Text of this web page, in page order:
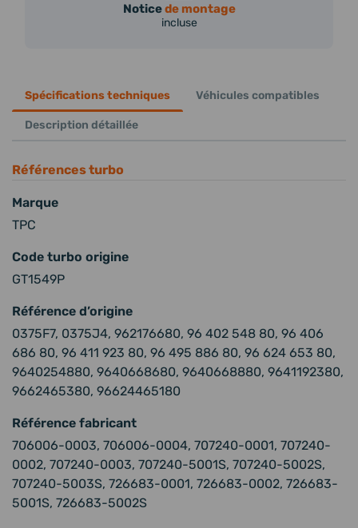
Noticede montage
incluse
Spécifications techniques Véhicules compatibles
Description détaillée
Références turbo
Marque
TPC
Code turbo origine
GT1549P
Référence d’origine
0375F7, 0375J4, 962176680, 96 402 548 80, 96 406
686 80, 96 411 923 80, 96 495 886 80, 96 624 653 80,
9640254880, 9640668680, 9640668880, 9641192380,
9662465380, 96624465180
Référence fabricant
706006-0003, 706006-0004, 707240-0001, 707240-
0002, 707240-0003, 707240-5001S, 707240-5002S,
707240-5003S, 726683-0001, 726683-0002, 726683-
5001S, 726683-5002S